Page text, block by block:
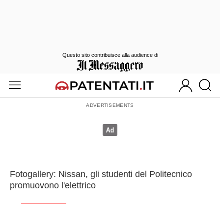
Fotogallery: Nissan, gli studenti del Politecnico
promuovono l'elettrico
Questo sito contribuisce alla audience di